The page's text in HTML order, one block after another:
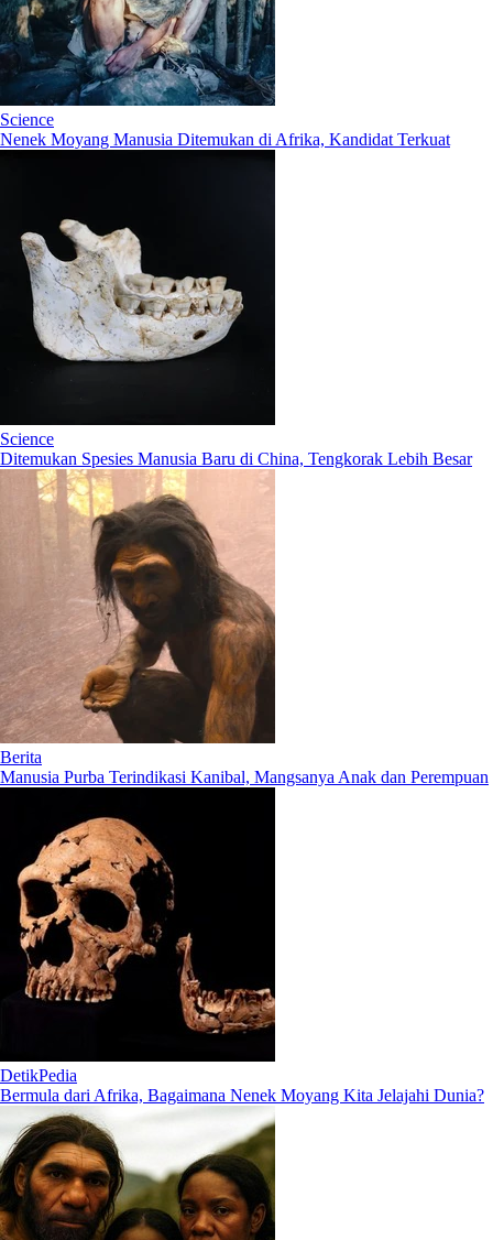
Science
Nenek Moyang Manusia Ditemukan di Afrika, Kandidat Terkuat
Science
Ditemukan Spesies Manusia Baru di China, Tengkorak Lebih Besar
Berita
Manusia Purba Terindikasi Kanibal, Mangsanya Anak dan Perempuan
DetikPedia
Bermula dari Afrika, Bagaimana Nenek Moyang Kita Jelajahi Dunia?